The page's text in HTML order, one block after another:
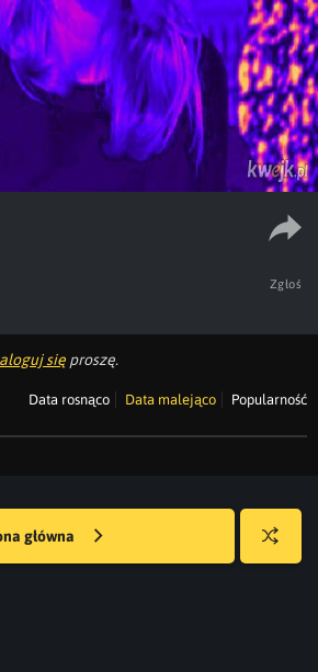
Zgłoś
się proszę.
Data rosnąco Data malejąco Popularność
główna